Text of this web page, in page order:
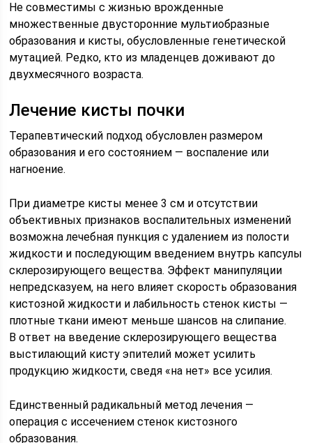
Не совместимы с жизнью врожденные
множественные двусторонние мультиобразные
образования и кисты, обусловленные генетической
мутацией. Редко, кто из младенцев доживают до
двухмесячного возраста.
Лечение кисты почки
Терапевтический подход обусловлен размером
образования и его состоянием — воспаление или
нагноение.
При диаметре кисты менее 3 см и отсутствии
объективных признаков воспалительных изменений
возможна лечебная пункция с удалением из полости
жидкости и последующим введением внутрь капсулы
склерозирующего вещества. Эффект манипуляции
непредсказуем, на него влияет скорость образования
кистозной жидкости и лабильность стенок кисты —
плотные ткани имеют меньше шансов на слипание.
В ответ на введение склерозирующего вещества
выстилающий кисту эпителий может усилить
продукцию жидкости, сведя «на нет» все усилия.
Единственный радикальный метод лечения —
операция с иссечением стенок кистозного
образования.